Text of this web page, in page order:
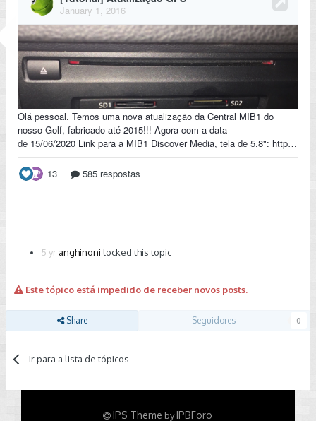
5 yr anghinoni locked this topic
Este tópico está impedido de receber novos posts.
Share Seguidores 0
Ir para a lista de tópicos
IPS Theme byIPBForo